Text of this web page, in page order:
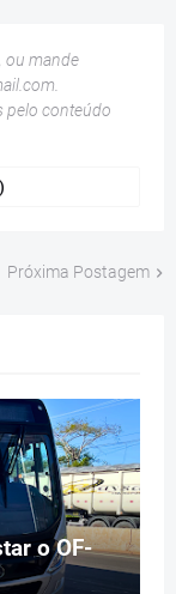
ou mande
.
pelo conteúdo
Próxima Postagem
o OF-